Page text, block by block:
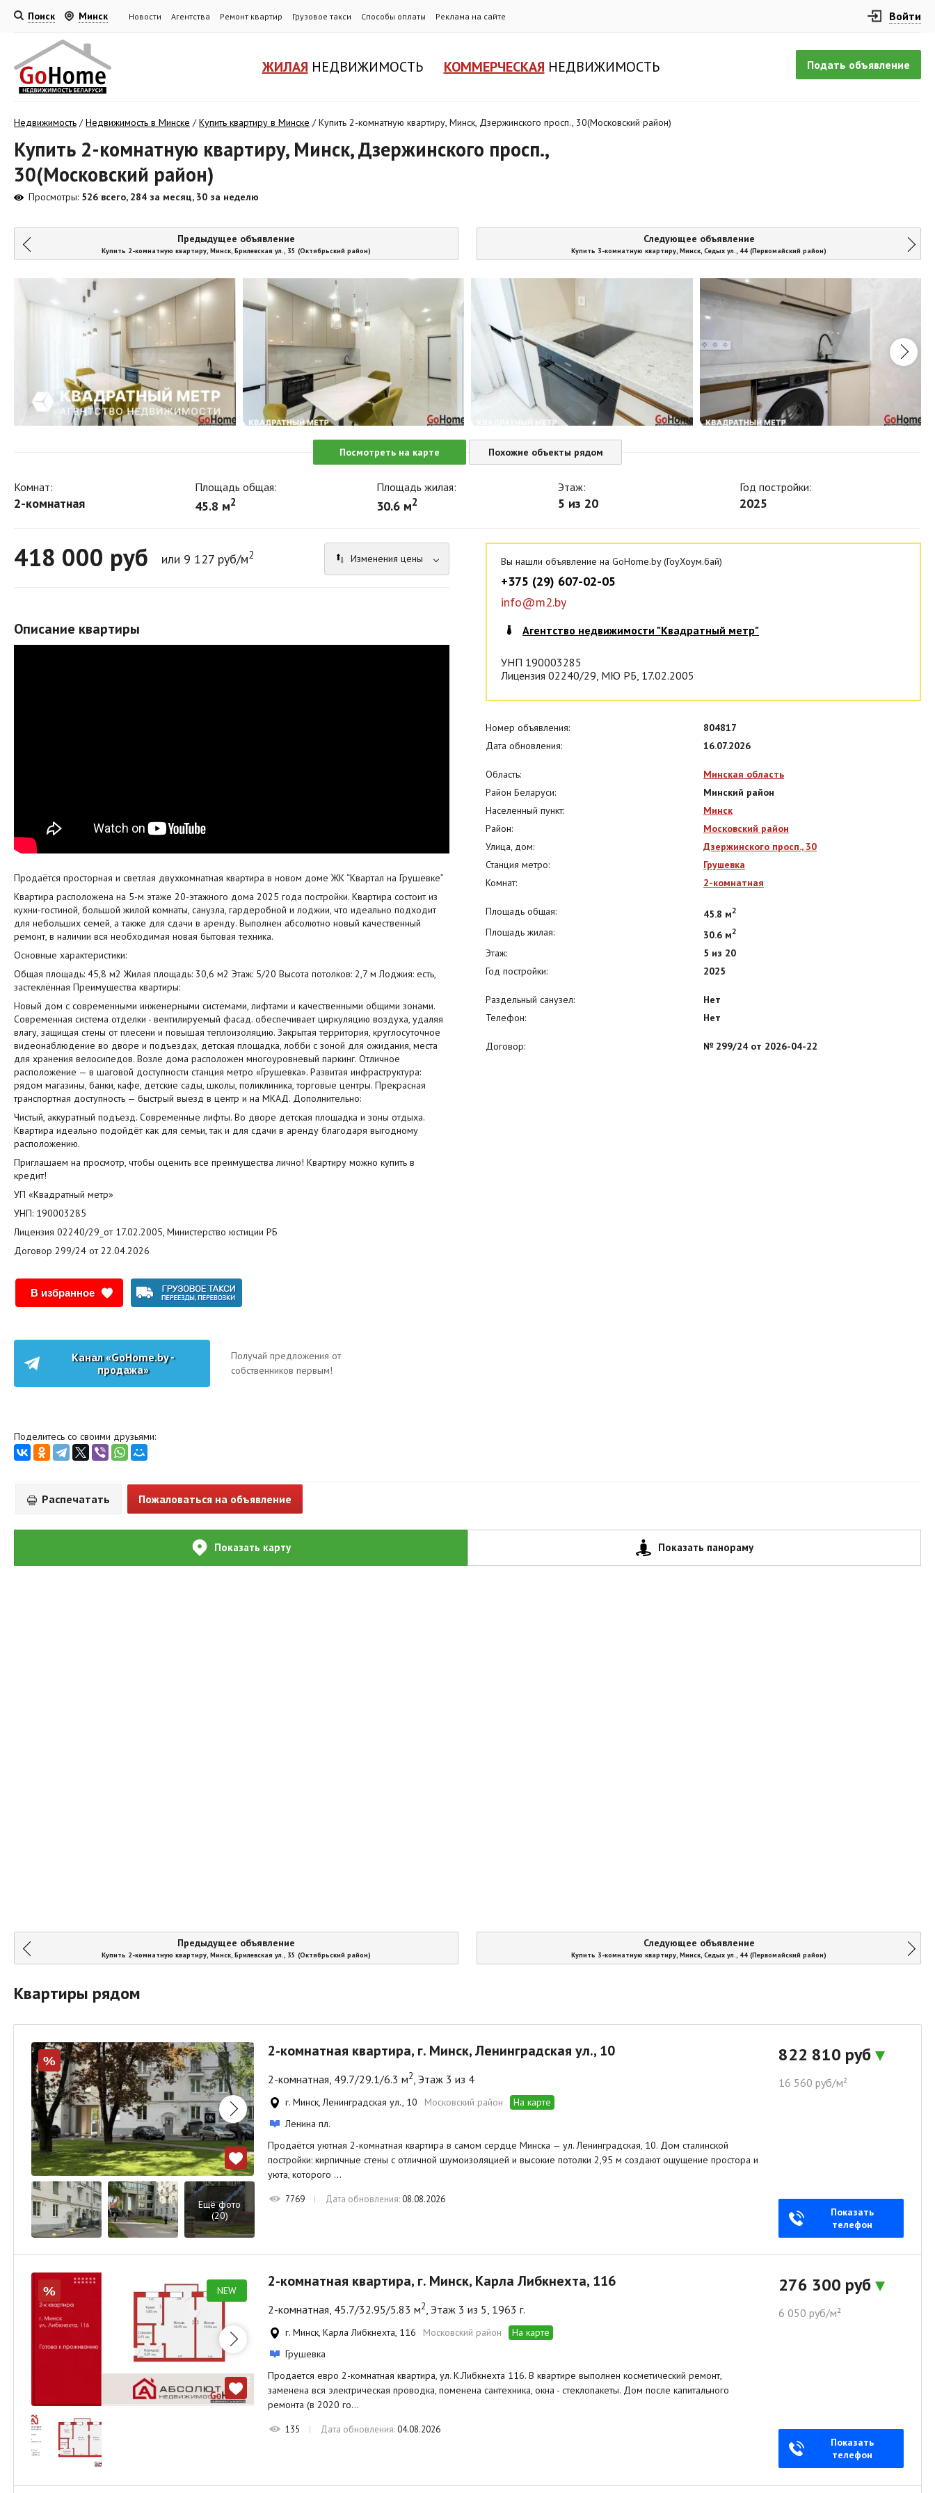
Поиск Минск Новости Агентства Ремонт квартир Грузовое такси Способы оплаты Реклама на сайте Войти
Подать объявление
ЖИЛАЯ НЕДВИЖИМОСТЬ КОММЕРЧЕСКАЯ НЕДВИЖИМОСТЬ
Недвижимость /Недвижимость в Минске /Купить квартиру в Минске /Купить 2-комнатную квартиру, Минск, Дзержинского просп., 30(Московский район)
Купить 2-комнатную квартиру, Минск, Дзержинского просп.,
30(Московский район)
Просмотры: 526 всего, 284 за месяц, 30 за неделю
Предыдущее объявление
Купить 2-комнатную квартиру, Минск, Брилевская ул., 35 (Октябрьский район)
Следующее объявление
Купить 3-комнатную квартиру, Минск, Седых ул., 44 (Первомайский район)
Посмотреть на карте Похожие объекты рядом
Комнат:
2-комнатная
Площадь общая:
45.8 м2
Площадь жилая:
30.6 м2
Этаж:
5 из 20
Год постройки:
2025
418 000 руб или 9 127 руб/м2 Изменения цены
Описание квартиры
Продаётся просторная и светлая двухкомнатная квартира в новом доме ЖК “Квартал на Грушевке”
Квартира расположена на 5-м этаже 20-этажного дома 2025 года постройки. Квартира состоит из
кухни-гостиной, большой жилой комнаты, санузла, гардеробной и лоджии, что идеально подходит
для небольших семей, а также для сдачи в аренду. Выполнен абсолютно новый качественный
ремонт, в наличии вся необходимая новая бытовая техника.
Основные характеристики:
Общая площадь: 45,8 м2 Жилая площадь: 30,6 м2 Этаж: 5/20 Высота потолков: 2,7 м Лоджия: есть,
застеклённая Преимущества квартиры:
Новый дом с современными инженерными системами, лифтами и качественными общими зонами.
Современная система отделки - вентилируемый фасад. обеспечивает циркуляцию воздуха, удаляя
влагу, защищая стены от плесени и повышая теплоизоляцию. Закрытая территория, круглосуточное
видеонаблюдение во дворе и подъездах, детская площадка, лобби с зоной для ожидания, места
для хранения велосипедов. Возле дома расположен многоуровневый паркинг. Отличное
расположение — в шаговой доступности станция метро «Грушевка». Развитая инфраструктура:
рядом магазины, банки, кафе, детские сады, школы, поликлиника, торговые центры. Прекрасная
транспортная доступность — быстрый выезд в центр и на МКАД. Дополнительно:
Чистый, аккуратный подъезд. Современные лифты. Во дворе детская площадка и зоны отдыха.
Квартира идеально подойдёт как для семьи, так и для сдачи в аренду благодаря выгодному
расположению.
Приглашаем на просмотр, чтобы оценить все преимущества лично! Квартиру можно купить в
кредит!
УП «Квадратный метр»
УНП: 190003285
Лицензия 02240/29_от 17.02.2005, Министерство юстиции РБ
Договор 299/24 от 22.04.2026
В избранное
Канал «GoHome.by -
продажа»
Получай предложения от
собственников первым!
Вы нашли объявление на GoHome.by (ГоуХоум.бай)
+375 (29) 607-02-05
info@m2.by
Агентство недвижимости "Квадратный метр"
УНП 190003285
Лицензия 02240/29, МЮ РБ, 17.02.2005
Номер объявления:
804817
Дата обновления:
16.07.2026
Область:
Минская область
Район Беларуси:
Минский район
Населенный пункт:
Минск
Район:
Московский район
Улица, дом:
Дзержинского просп., 30
Станция метро:
Грушевка
Комнат:
2-комнатная
Площадь общая: 45.8 м2
Площадь жилая: 30.6 м2
Этаж:
5 из 20
Год постройки:
2025
Раздельный санузел:
Нет
Телефон:
Нет
Договор: № 299/24 от 2026-04-22
Поделитесь со своими друзьями:
Распечатать Пожаловаться на объявление
Показать карту Показать панораму
Предыдущее объявление
Купить 2-комнатную квартиру, Минск, Брилевская ул., 35 (Октябрьский район)
Следующее объявление
Купить 3-комнатную квартиру, Минск, Седых ул., 44 (Первомайский район)
Квартиры рядом
%
Ещё фото
(20)
2-комнатная квартира, г. Минск, Ленинградская ул., 10
2-комнатная, 49.7/29.1/6.3 м2, Этаж 3 из 4
г. Минск, Ленинградская ул., 10 Московский район
На карте
Ленина пл.
Продаётся уютная 2-комнатная квартира в самом сердце Минска — ул. Ленинградская, 10. Дом сталинской
постройки: кирпичные стены с отличной шумоизоляцией и высокие потолки 2,95 м создают ощущение простора и
уюта, которого …
7769 Дата обновления:08.08.2026
822 810 руб
16 560 руб/м²
Показать
телефон
% NEW
2-комнатная квартира, г. Минск, Карла Либкнехта, 116
2-комнатная, 45.7/32.95/5.83 м2, Этаж 3 из 5, 1963 г.
г. Минск, Карла Либкнехта, 116 Московский район
На карте
Грушевка
Продается евро 2-комнатная квартира, ул. К.Либкнехта 116. В квартире выполнен косметический ремонт,
заменена вся электрическая проводка, поменена сантехника, окна - стеклопакеты. Дом после капитального
ремонта (в 2020 го…
135 Дата обновления:04.08.2026
276 300 руб
6 050 руб/м²
Показать
телефон